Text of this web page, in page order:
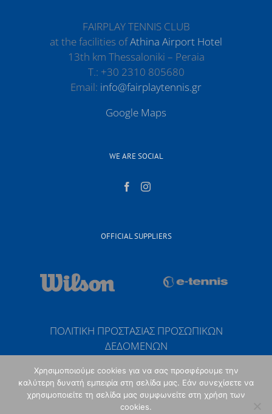
FAIRPLAY TENNIS CLUB
at the facilities ofAthina Airport Hotel
13th km Thessaloniki – Peraia
Τ.: +30 2310 805680
Email: info@fairplaytennis.gr
Google Maps
WE ARE SOCIAL
OFFICIAL SUPPLIERS
ΠΟΛΙΤΙΚΗ ΠΡΟΣΤΑΣΙΑΣ ΠΡΟΣΩΠΙΚΩΝ
ΔΕΔΟΜΕΝΩΝ
Copyright 2017 Fairplay Tennis Club | All Rights Reserved | Κατασκευή
Χρησιμοποιούμε cookies για να σας προσφέρουμε την
καλύτερη δυνατή εμπειρία στη σελίδα μας. Εάν συνεχίσετε να
χρησιμοποιείτε τη σελίδα μας συμφωνείτε στη χρήση των
cookies.